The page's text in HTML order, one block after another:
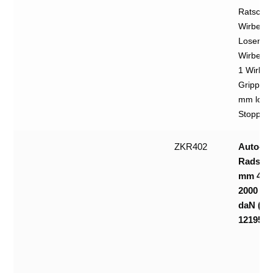
Ratsche
1
mm
ZKR402
Auto-
mm 4-
2000
daN
12195/2)